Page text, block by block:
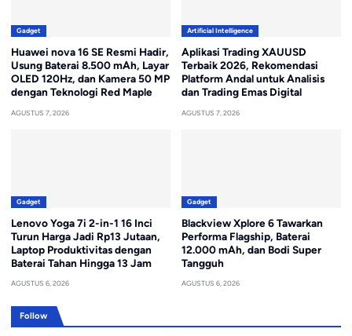
Gadget
Huawei nova 16 SE Resmi Hadir,
Usung Baterai 8.500 mAh, Layar
OLED 120Hz, dan Kamera 50 MP
dengan Teknologi Red Maple
AGUSTUS 7, 2026
Artificial Intelligence
Aplikasi Trading XAUUSD
Terbaik 2026, Rekomendasi
Platform Andal untuk Analisis
dan Trading Emas Digital
AGUSTUS 7, 2026
Gadget
Lenovo Yoga 7i 2-in-1 16 Inci
Turun Harga Jadi Rp13 Jutaan,
Laptop Produktivitas dengan
Baterai Tahan Hingga 13 Jam
AGUSTUS 6, 2026
Gadget
Blackview Xplore 6 Tawarkan
Performa Flagship, Baterai
12.000 mAh, dan Bodi Super
Tangguh
AGUSTUS 6, 2026
Follow